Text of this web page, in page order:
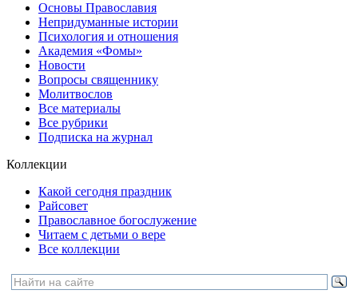
Основы Православия
Непридуманные истории
Психология и отношения
Академия «Фомы»
Новости
Вопросы священнику
Молитвослов
Все материалы
Все рубрики
Подписка на журнал
Коллекции
Какой сегодня праздник
Райсовет
Православное богослужение
Читаем с детьми о вере
Все коллекции